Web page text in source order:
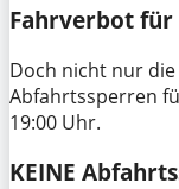
Fahrverbot
Doch nicht nur
Abfahrtssperren
19:00 Uhr.
KEINE